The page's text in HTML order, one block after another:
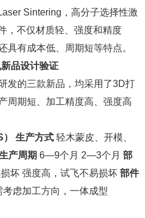
Sintering，高分子选择性激
，不仅材质轻、强度和精度
具有成本低、周期短等特点。
品设计验证
的三款新品，均采用了3D打
周期短、加工精度高、强度高
生产方式 轻木蒙皮、开模、
产周期 6—9个月 2—3个月 部
坏 强度高，试飞不易损坏 部件
虑加工方向，一体成型